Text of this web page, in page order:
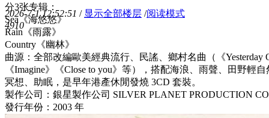
2026-7-1 12:52:51 / 显示全部楼层 /阅读模式
4910
分3张专辑：
Sea《海悠悠》
Rain《雨露》
Country《幽林》
曲源：全部改編歐美經典流行、民謠、鄉村名曲（《Yesterday
《Imagine》《Close to you》等），搭配海浪、雨聲、田野輕
冥想、助眠，是早年港產休閒發燒 3CD 套裝。
製作公司：銀星製作公司 SILVER PLANET PRODUCTION
發行年份：2003 年